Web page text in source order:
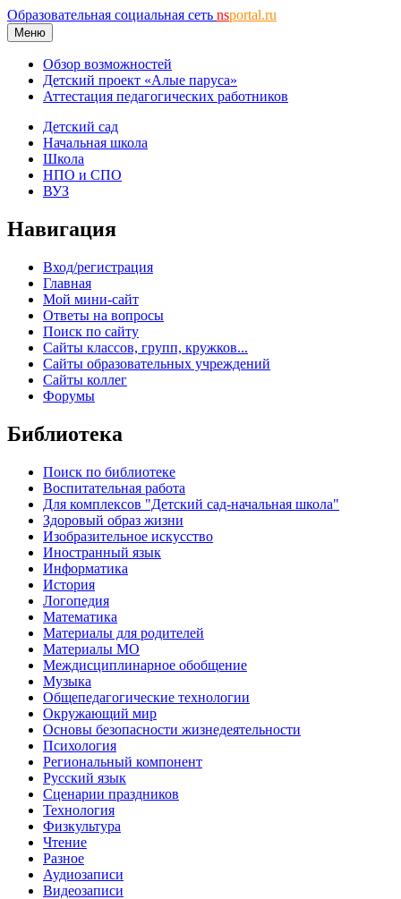
Образовательная социальная сеть nsportal.ru
Меню
Обзор возможностей
Детский проект «Алые паруса»
Аттестация педагогических работников
Детский сад
Начальная школа
Школа
НПО и СПО
ВУЗ
Навигация
Вход/регистрация
Главная
Мой мини-сайт
Ответы на вопросы
Поиск по сайту
Сайты классов, групп, кружков...
Сайты образовательных учреждений
Сайты коллег
Форумы
Библиотека
Поиск по библиотеке
Воспитательная работа
Для комплексов "Детский сад-начальная школа"
Здоровый образ жизни
Изобразительное искусство
Иностранный язык
Информатика
История
Логопедия
Математика
Материалы для родителей
Материалы МО
Междисциплинарное обобщение
Музыка
Общепедагогические технологии
Окружающий мир
Основы безопасности жизнедеятельности
Психология
Региональный компонент
Русский язык
Сценарии праздников
Технология
Физкультура
Чтение
Разное
Аудиозаписи
Видеозаписи